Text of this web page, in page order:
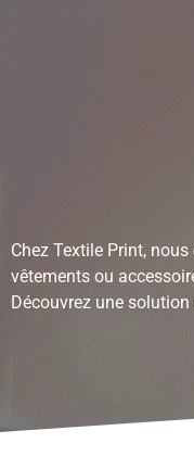
Chez Textile Print,
vêtements ou
Découvrez une